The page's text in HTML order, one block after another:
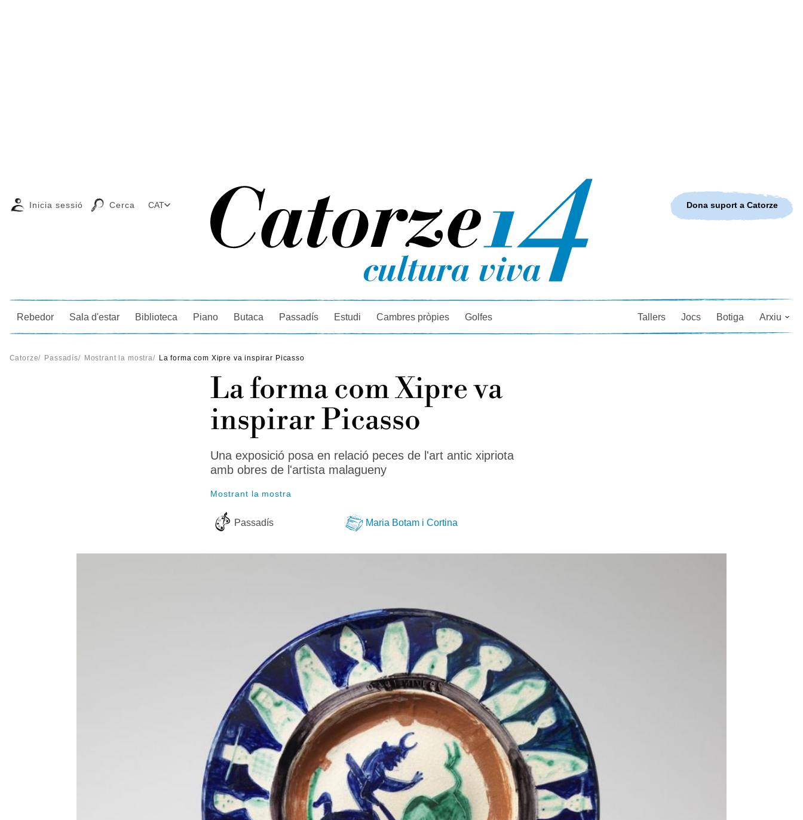
Cercador
Inicia sessió Cerca CAT
Rebedor Sala d'estar Biblioteca Piano Butaca Passadís Estudi Cambres pròpies Golfes Tallers Jocs Botiga Arxiu
Dona suport a Catorze
Catorze/ Passadís/ Mostrant la mostra/ La forma com Xipre va inspirar Picasso
La forma com Xipre va
inspirar Picasso
Una exposició posa en relació peces de l'art antic xipriota
amb obres de l'artista malagueny
Mostrant la mostra
Passadís Maria Botam i Cortina